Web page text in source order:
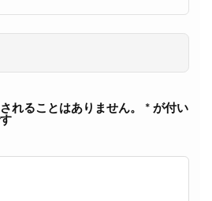
れることはありません。 *が付い